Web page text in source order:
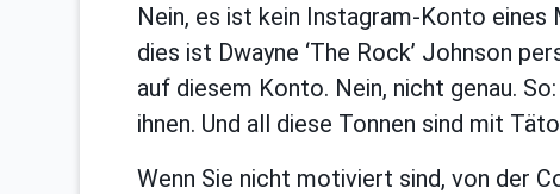
Nein, es ist kein Instagram-Konto eines
dies ist Dwayne ‘The Rock’ Johnson
auf diesem Konto. Nein, nicht genau.
ihnen. Und all diese Tonnen sind mit
Wenn Sie nicht motiviert sind, von der